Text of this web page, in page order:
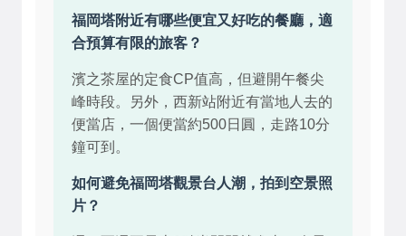
福岡塔附近有哪些便宜又好吃的餐廳，適
合預算有限的旅客？
濱之茶屋的定食CP值高，但避開午餐尖
峰時段。另外，西新站附近有當地人去的
便當店，一個便當約500日圓，走路10分
鐘可到。
如何避免福岡塔觀景台人潮，拍到空景照
片？